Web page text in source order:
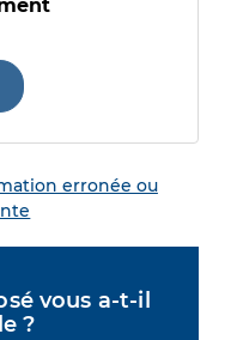
erronée ou
vous a-t-il
?